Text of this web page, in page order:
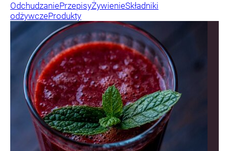
OdchudzaniePrzepisyŻywienieSkładniki
odżywczeProdukty